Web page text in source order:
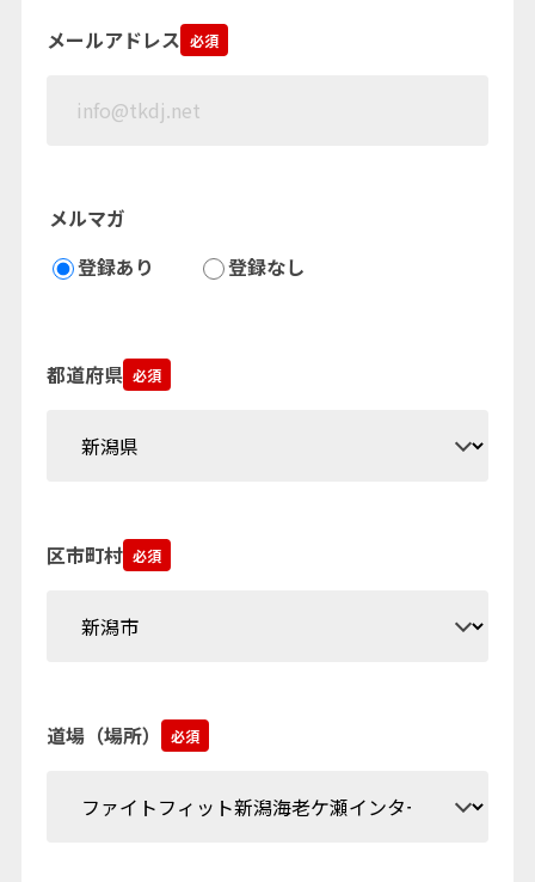
メールアドレス 必須
メルマガ
登録あり
登録なし
都道府県 必須
区市町村 必須
道場（場所） 必須